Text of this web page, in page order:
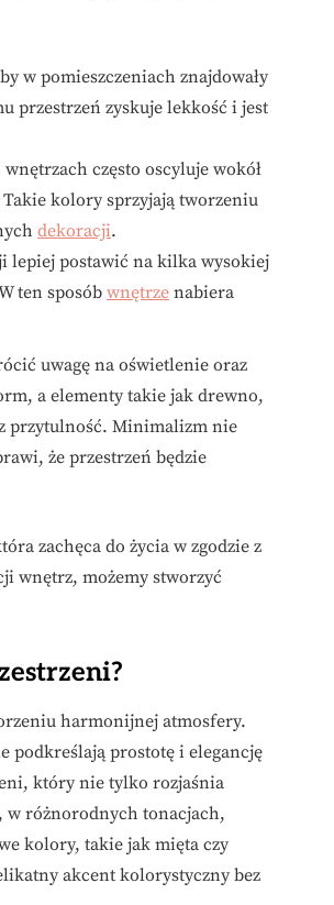
w pomieszczeniach znajdowały
przestrzeń zyskuje lekkość i jest
często oscyluje wokół
kolory sprzyjają tworzeniu
dekoracji.
lepiej postawić na kilka wysokiej
ten sposób wnętrze nabiera
uwagę na oświetlenie oraz
a elementy takie jak drewno,
przytulność. Minimalizm nie
że przestrzeń będzie
zachęca do życia w zgodzie z
wnętrz, możemy stworzyć
harmonijnej atmosfery.
podkreślają prostotę i elegancję
który nie tylko rozjaśnia
w różnorodnych tonacjach,
kolory, takie jak mięta czy
akcent kolorystyczny bez